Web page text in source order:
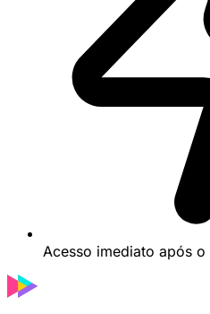
Acesso imediato após o